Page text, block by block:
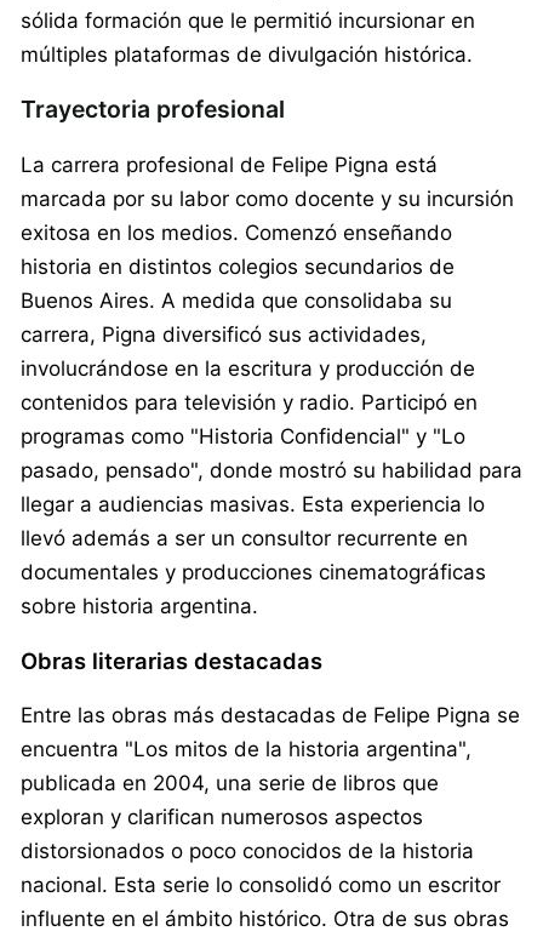
sólida formación que le permitió incursionar en
múltiples plataformas de divulgación histórica.
Trayectoria profesional
La carrera profesional de Felipe Pigna está
marcada por su labor como docente y su incursión
exitosa en los medios. Comenzó enseñando
historia en distintos colegios secundarios de
Buenos Aires. A medida que consolidaba su
carrera, Pigna diversificó sus actividades,
involucrándose en la escritura y producción de
contenidos para televisión y radio. Participó en
programas como "Historia Confidencial" y "Lo
pasado, pensado", donde mostró su habilidad para
llegar a audiencias masivas. Esta experiencia lo
llevó además a ser un consultor recurrente en
documentales y producciones cinematográficas
sobre historia argentina.
Obras literarias destacadas
Entre las obras más destacadas de Felipe Pigna se
encuentra "Los mitos de la historia argentina",
publicada en 2004, una serie de libros que
exploran y clarifican numerosos aspectos
distorsionados o poco conocidos de la historia
nacional. Esta serie lo consolidó como un escritor
influente en el ámbito histórico. Otra de sus obras